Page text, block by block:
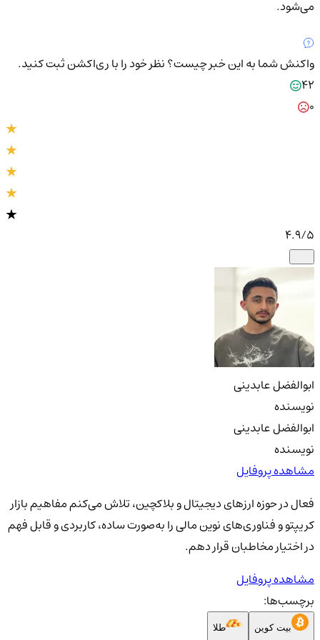
می‌شود.
واکنش شما به این خبر چیست؟نظر خود را با ری‌اکشن ثبت کنید.
42
4.9/5
ابوالفضل عابدینی
نویسنده
ابوالفضل عابدینی
نویسنده
مشاهده پروفایل
فعال در حوزه ارزهای دیجیتال و بلاکچین، تلاش می‌کنم مفاهیم بازار
کریپتو و فناوری‌های نوین مالی را به‌صورت ساده، کاربردی و قابل فهم
در اختیار مخاطبان قرار دهم.
مشاهده پروفایل
برچسب‌ها:
بیت کوین طلا